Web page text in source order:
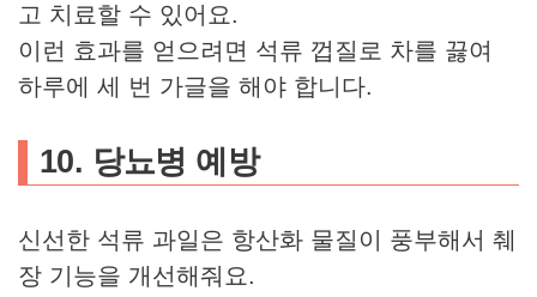
고 치료할 수 있어요.
이런 효과를 얻으려면 석류 껍질로 차를 끓여
하루에 세 번 가글을 해야 합니다.
10. 당뇨병 예방
신선한 석류 과일은 항산화 물질이 풍부해서 췌
장 기능을 개선해줘요.